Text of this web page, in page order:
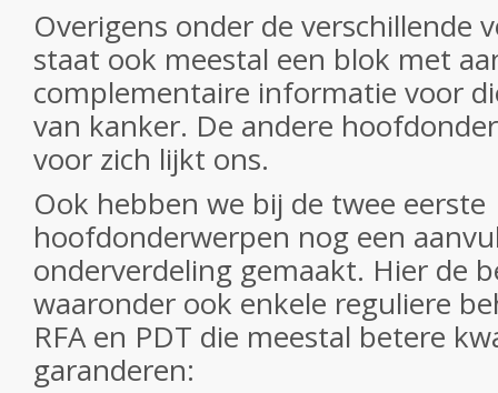
Overigens onder de verschillende
staat ook meestal een blok met
complementaire informatie voor
van kanker. De andere
voor zich lijkt ons.
Ook hebben we bij de twee eerste
hoofdonderwerpen nog een
onderverdeling gemaakt. Hier de
waaronder ook enkele reguliere
RFA en PDT die meestal betere
garanderen: